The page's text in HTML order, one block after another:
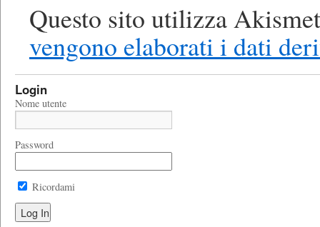
Questo sito utilizza
vengono elaborati i dati
Login
Nome utente
Password
Ricordami